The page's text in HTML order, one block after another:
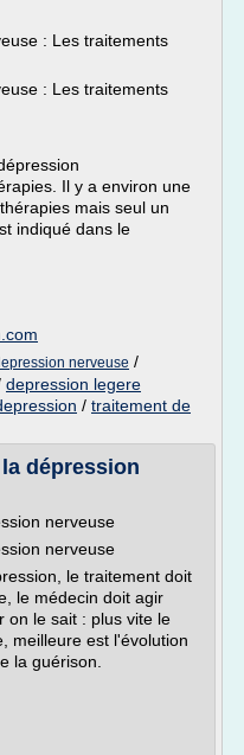
: Les traitements
: Les traitements
Il y a environ une
mais seul un
indiqué dans le
nerveuse /
depression legere
/ traitement de
dépression
nerveuse
nerveuse
le traitement doit
le médecin doit agir
on le sait : plus vite le
meilleure est l'évolution
la guérison.